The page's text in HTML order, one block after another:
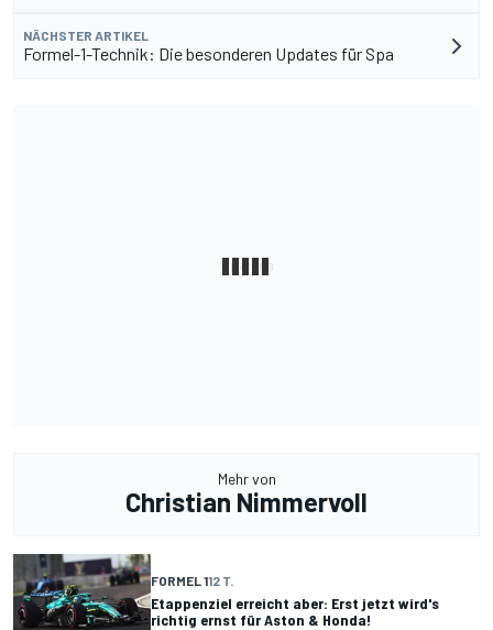
NÄCHSTER ARTIKEL
Formel-1-Technik: Die besonderen Updates für Spa
Mehr von
Christian Nimmervoll
FORMEL 112 T.
Etappenziel erreicht aber: Erst jetzt wird's
richtig ernst für Aston & Honda!